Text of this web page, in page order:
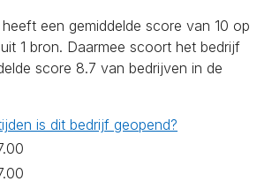
een gemiddelde score van 10 op
1 bron. Daarmee scoort het bedrijf
score 8.7 van bedrijven in de
is dit bedrijf geopend?